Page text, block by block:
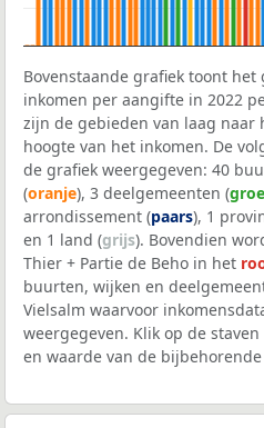
Bovenstaande grafiek toont
inkomen per aangifte in 2022
zijn de gebieden van laag naar
hoogte van het inkomen. De
de grafiek weergegeven: 40
(oranje), 3 deelgemeenten (
arrondissement (paars), 1
en 1 land (grijs). Bovendien
Thier + Partie de Beho in het
buurten, wijken en
Vielsalm waarvoor
weergegeven. Klik op de
en waarde van de